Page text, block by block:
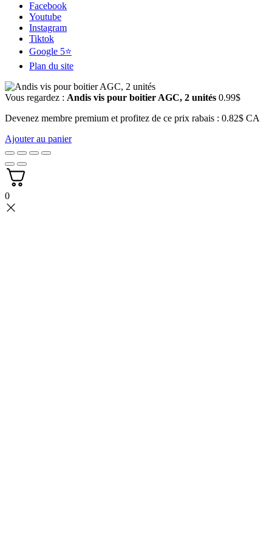
Facebook
Youtube
Instagram
Tiktok
Google 5⭐
Plan du site
Vous regardez : Andis vis pour boitier AGC, 2 unités 0.99$
Devenez membre premium et profitez de ce prix rabais : 0.82$ CA
Ajouter au panier
0